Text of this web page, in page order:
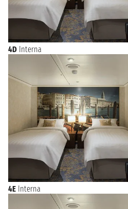
4D Interna
4E Interna